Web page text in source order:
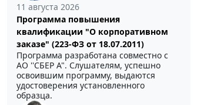
11 августа 2026
Программа повышения
квалификации "О корпоративном
заказе" (223-ФЗ от 18.07.2011)
Программа разработана совместно с
АО ''СБЕР А". Слушателям, успешно
освоившим программу, выдаются
удостоверения установленного
образца.